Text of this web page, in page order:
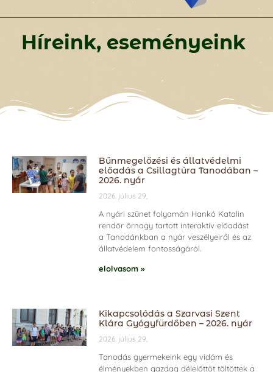
Híreink, eseményeink
Bűnmegelőzési és állatvédelmi
előadás a Csillagtúra Tanodában –
2026. nyár
2026. július 29,
A nyári szünet folyamán Hankó Katalin
rendőr őrnagy tartott interaktív előadást
a Tanodánkban a nyár veszélyeiről és az
állatvédelem fontosságáról.
elolvasom »
Kikapcsolódás a Szarvasi Szent
Klára Gyógyfürdőben – 2026. nyár
2026. július 29,
Tanodás gyermekeink egy vidám és
élményekben gazdag délelőttöt töltöttek a